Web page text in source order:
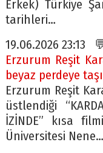
Erkek) Türkiye
tarihleri…
19.06.2026 23:13
Erzurum Reşit
beyaz perdeye
Erzurum Reşit
üstlendiği
İZİNDE” kısa
Üniversitesi Nene…